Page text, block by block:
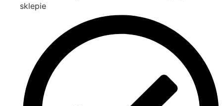
sklepie